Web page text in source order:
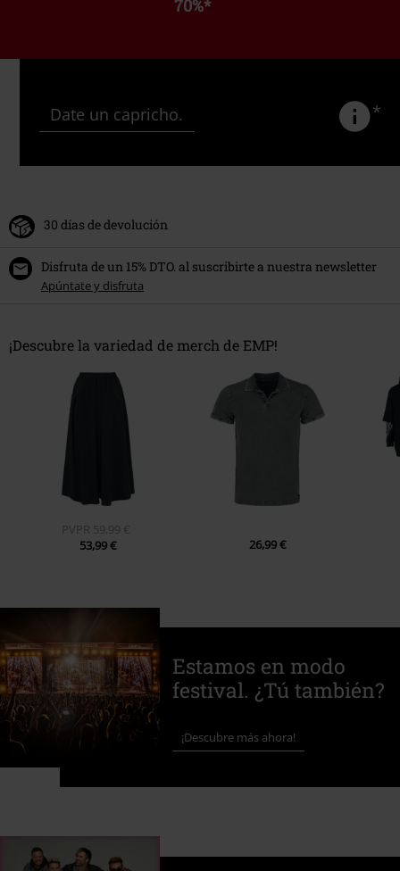
70%*
Date un capricho. *
30 días de devolución
Disfruta de un 15% DTO. al suscribirte a nuestra newsletter
Apúntate y disfruta
¡Descubre la variedad de merch de EMP!
PVPR 59,99 €
53,99 €
26,99 €
Estamos en modo
festival. ¿Tú también?
¡Descubre más ahora!